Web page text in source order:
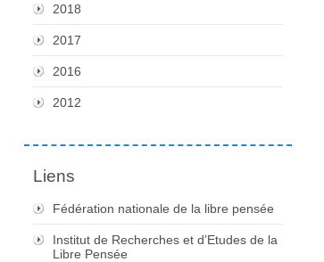
2018
2017
2016
2012
Liens
Fédération nationale de la libre pensée
Institut de Recherches et d’Etudes de la
Libre Pensée